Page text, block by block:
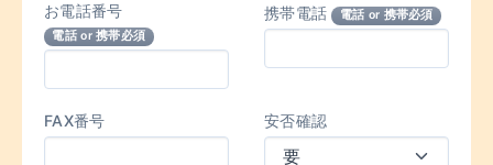
お電話番号
電話 or 携帯必須
携帯電話 電話 or 携帯必須
FAX番号 安否確認